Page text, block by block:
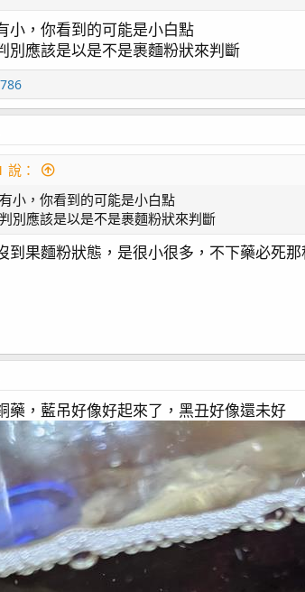
小，你看到的可能是小白點
別應該是以是不是裹麵粉狀來判斷
說：
小，你看到的可能是小白點
別應該是以是不是裹麵粉狀來判斷
到果麵粉狀態，是很小很多，不下藥必死
藥，藍吊好像好起來了，黑丑好像還未好